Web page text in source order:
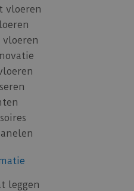
vloeren
vloeren
leggen